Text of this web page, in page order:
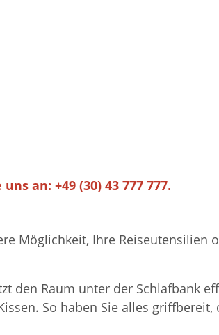
an: +49 (30) 43 777 777.
Möglichkeit, Ihre Reiseutensilien
den Raum unter der Schlafbank
So haben Sie alles griffbereit,